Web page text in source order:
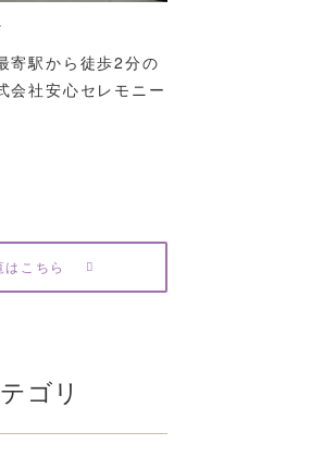
寄駅から徒歩2分の
会社安心セレモニー
はこちら
ゴリ